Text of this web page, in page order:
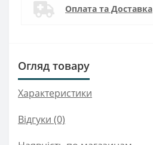
Оплата та Доставка
Огляд товару
Характеристики
Відгуки (0)